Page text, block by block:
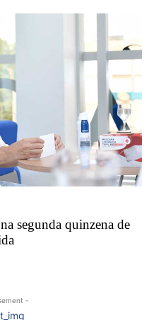
segunda quinzena de
-